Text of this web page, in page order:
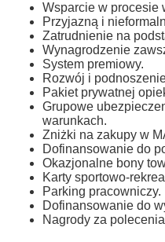
Wsparcie w procesie
Przyjazną i
Zatrudnienie na
Wynagrodzenie
System premiowy.
Rozwój i
Pakiet prywatnej
Grupowe
warunkach.
Zniżki na zakupy w
Dofinansowanie do
Okazjonalne bony
Karty sportowo-
Parking pracowniczy.
Dofinansowanie do
Nagrody za